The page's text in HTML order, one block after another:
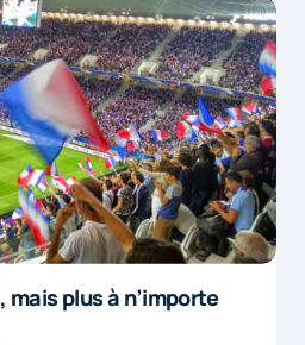
plus à n’importe